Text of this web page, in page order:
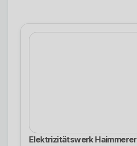
Elektrizitätswerk Haimmerer